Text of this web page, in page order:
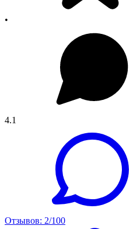
•
4.1
Отзывов: 2/100